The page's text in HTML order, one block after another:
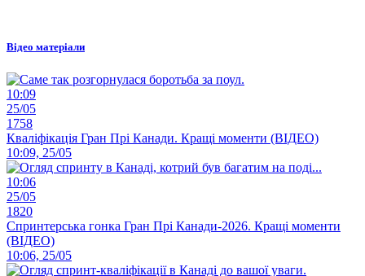
Відео матеріали
10:09
25/05
1758
Кваліфікація Гран Прі Канади. Кращі моменти (ВІДЕО)
10:09, 25/05
10:06
25/05
1820
Спринтерська гонка Гран Прі Канади-2026. Кращі моменти
(ВІДЕО)
10:06, 25/05